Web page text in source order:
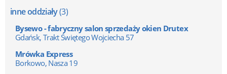
inne oddziały(3)
Bysewo - fabryczny salon sprzedaży okien Drutex
Gdańsk, Trakt Świętego Wojciecha 57
Mrówka Express
Borkowo, Nasza 19